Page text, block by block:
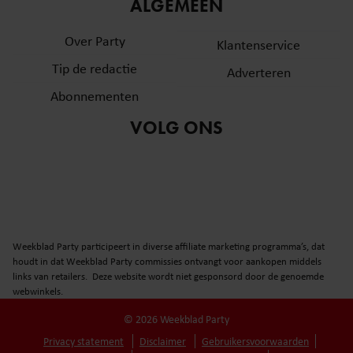
partners kunnen deze gegevens combineren met andere
verzameld op basis van uw gebruik van hun services. U
gaat akkoord met onze cookies als u onze website blijft
ALGEMEEN
Over Party
Tip de redactie
Abonnementen
Klantenservice
Adverteren
VOLG ONS
Weekblad Party participeert in diverse affiliate marketing programma’s, dat
houdt in dat Weekblad Party commissies ontvangt voor aankopen middels
links van retailers. Deze website wordt niet gesponsord door de genoemde
webwinkels.
© 2026 Weekblad Party
Privacy statement
Disclaimer
Gebruikersvoorwaarden